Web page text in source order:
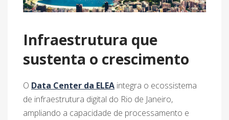
Infraestrutura que
sustenta o crescimento
O Data Center da ELEA integra o ecossistema
de infraestrutura digital do Rio de Janeiro,
ampliando a capacidade de processamento e